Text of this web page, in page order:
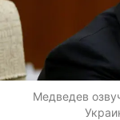
Медведев